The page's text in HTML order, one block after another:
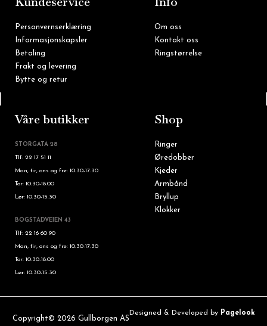
Personvernserklæring
Informasjonskapsler
Betaling
Frakt og levering
Bytte og retur
Om oss
Kontakt oss
Ringstørrelse
Våre butikker
STORGATA 28
Tlf: 22 17 51 11
Man, tir, ons og fre: 10.30-17.30
Tor: 10.30-18.00
Lør: 10.30-15.30
BOGSTADVEIEN 43
Tlf: 22 16 60 90
Man, tir, ons og fre: 10.30-17.30
Tor: 10.30-18.00
Lør: 10.30-15.30
Shop
Ringer
Øredobber
Kjeder
Armbånd
Bryllup
Klokker
Copyright© 2026 Gullborgen AS
Designed & Developed by Pagelook